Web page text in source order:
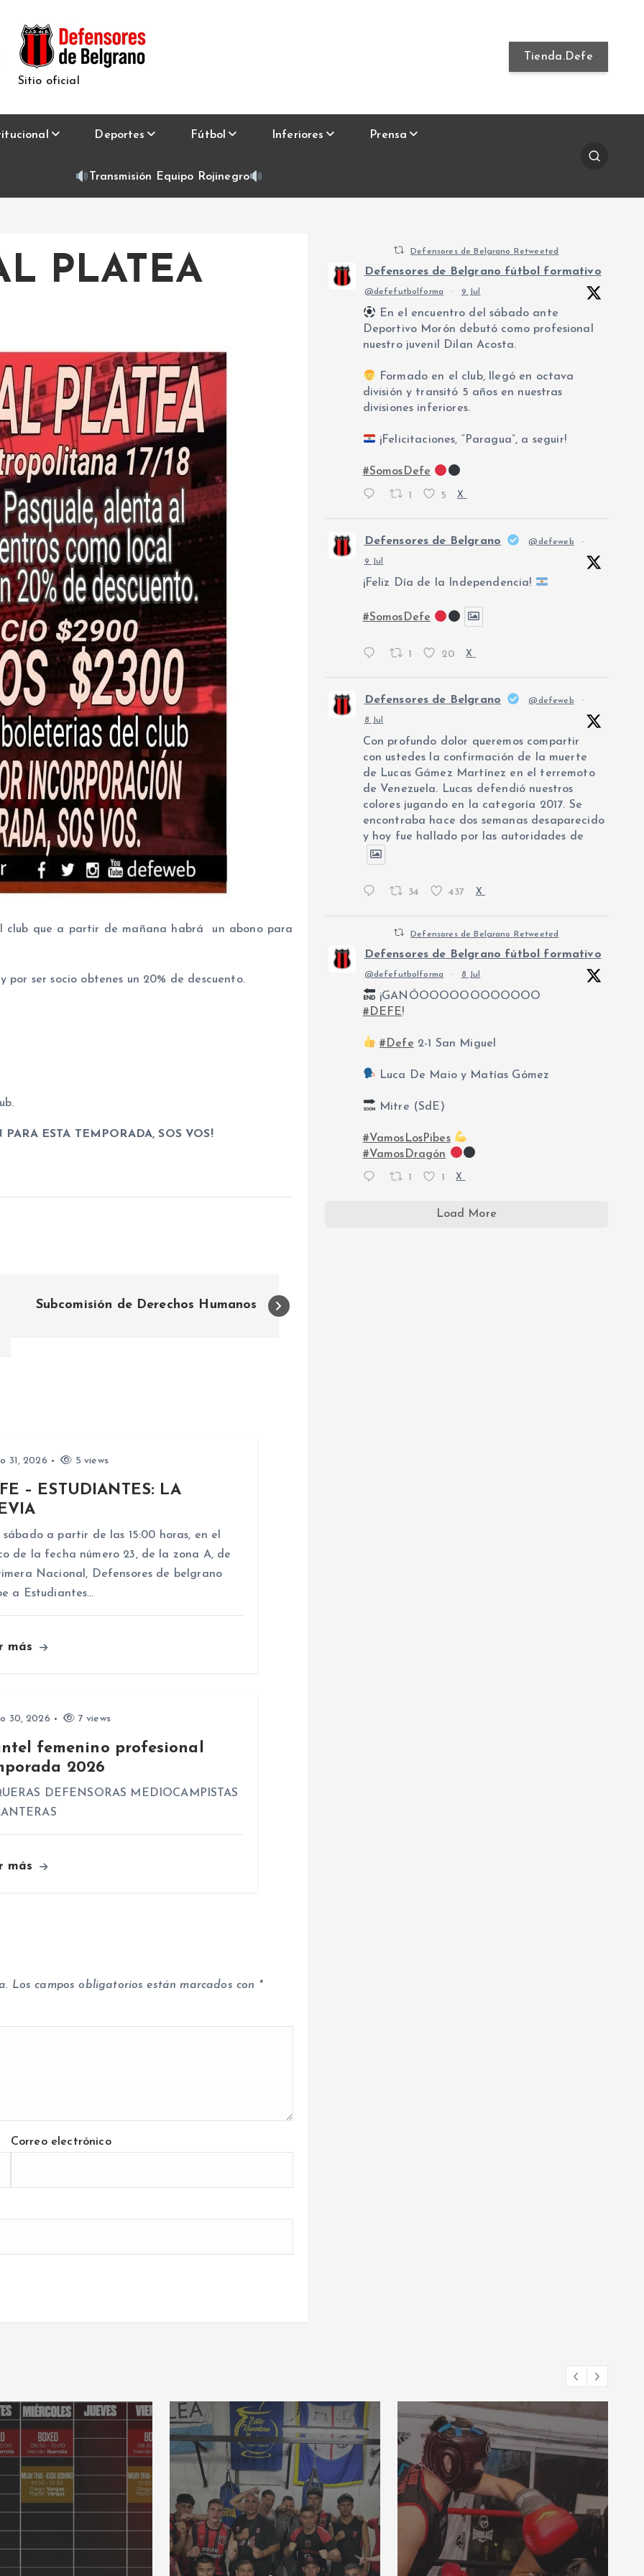
Sitio oficial
Tienda.Defe
Deportes Fútbol Inferiores Prensa
Transmisión Equipo Rojinegro
PLATEA
club que a partir de mañana habrá un abono para
por ser socio obtenes un 20% de descuento.
ESTA TEMPORADA, SOS VOS!
Subcomisión de Derechos Humanos
31, 2026 5 views
– ESTUDIANTES: LA
sábado a partir de las 15:00 horas, en el
de la fecha número 23, de la zona A, de
Nacional, Defensores de belgrano
a Estudiantes…
más
30, 2026 7 views
femenino profesional
2026
DEFENSORAS MEDIOCAMPISTAS
más
Los campos obligatorios están marcados con *
Correo electrónico
Defensores de Belgrano Retweeted
Defensores de Belgrano fútbol formativo
@defefutbolforma · 9 Jul
En el encuentro del sábado ante
Deportivo Morón debutó como profesional
nuestro juvenil Dilan Acosta.
Formado en el club, llegó en octava
división y transitó 5 años en nuestras
divisiones inferiores.
¡Felicitaciones, “Paragua”, a seguir!
#SomosDefe
1 5 X
Defensores de Belgrano @defeweb ·
9 Jul
¡Feliz Día de la Independencia!
#SomosDefe
1 20 X
Defensores de Belgrano @defeweb ·
8 Jul
Con profundo dolor queremos compartir
con ustedes la confirmación de la muerte
de Lucas Gámez Martínez en el terremoto
de Venezuela. Lucas defendió nuestros
colores jugando en la categoría 2017. Se
encontraba hace dos semanas desaparecido
y hoy fue hallado por las autoridades de
34 437 X
Defensores de Belgrano Retweeted
Defensores de Belgrano fútbol formativo
@defefutbolforma · 8 Jul
¡GANÓOOOOOOOOOOOO
#DEFE!
#Defe 2-1 San Miguel
Luca De Maio y Matías Gómez
Mitre (SdE)
#VamosLosPibes
#VamosDragón
1 1 X
Load More